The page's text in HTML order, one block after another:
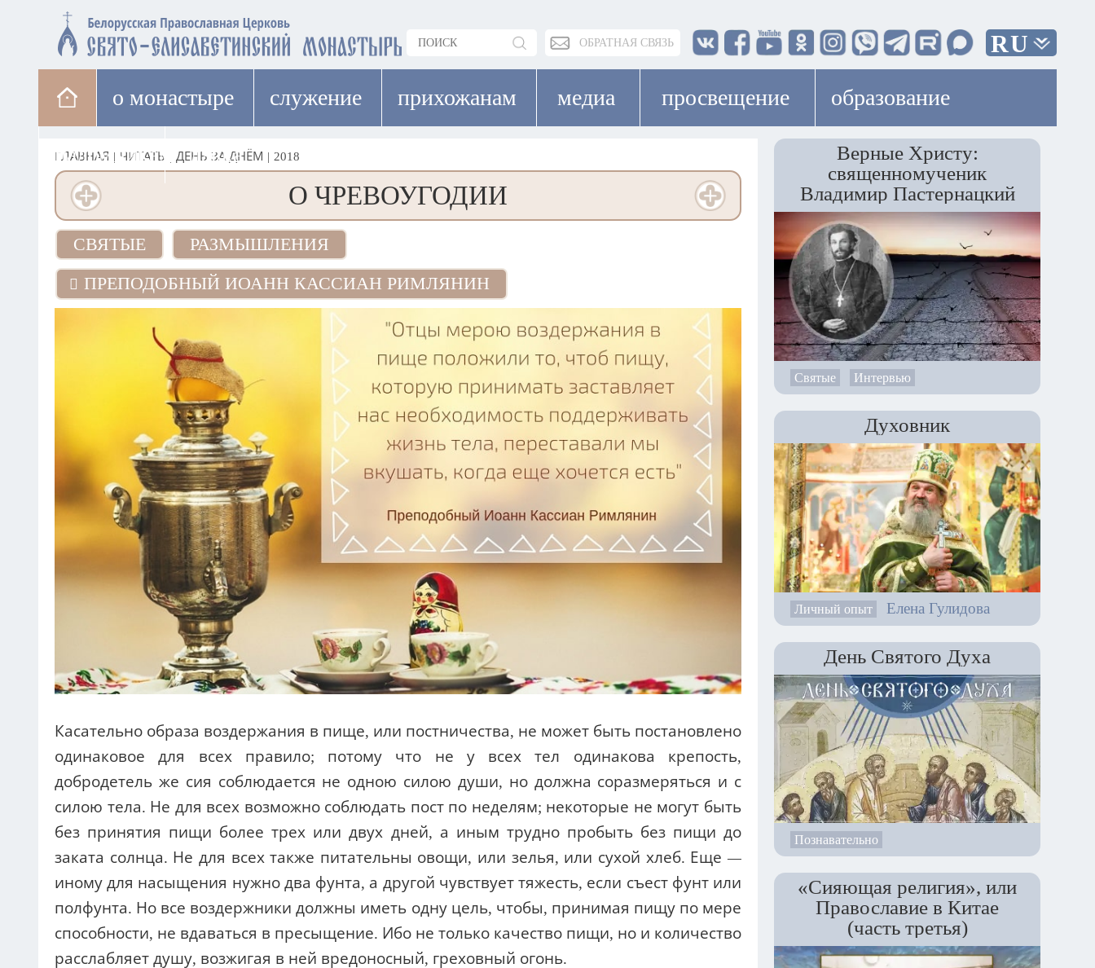
ОБРАТНАЯ СВЯЗЬ RU
о монастыре cлужение прихожанам медиа просвещение образование
паломникам лавка
ГЛАВНАЯ | ЧИТАТЬ ДЕНЬ ЗА ДНЁМ | 2018
О ЧРЕВОУГОДИИ
СВЯТЫЕ
РАЗМЫШЛЕНИЯ
ПРЕПОДОБНЫЙ ИОАНН КАССИАН РИМЛЯНИН
Касательно образа воздержания в пище, или постничества, не может быть постановлено
одинаковое для всех правило; потому что не у всех тел одинакова крепость,
добродетель же сия соблюдается не одною силою души, но должна соразмеряться и с
силою тела. Не для всех возможно соблюдать пост по неделям; некоторые не могут быть
без принятия пищи более трех или двух дней, а иным трудно пробыть без пищи до
заката солнца. Не для всех также питательны овощи, или зелья, или сухой хлеб. Еще—
иному для насыщения нужно два фунта, а другой чувствует тяжесть, если съест фунт или
полфунта. Но все воздержники должны иметь одну цель, чтобы, принимая пищу по мере
способности, не вдаваться в пресыщение. Ибо не только качество пищи, но и количество
расслабляет душу, возжигая в ней вредоносный, греховный огонь.
Верные Христу:
священномученик
Владимир Пастернацкий
Святые Интервью
Духовник
Личный опыт Елена Гулидова
День Святого Духа
Познавательно
«Сияющая религия», или
Православие в Китае
(часть третья)